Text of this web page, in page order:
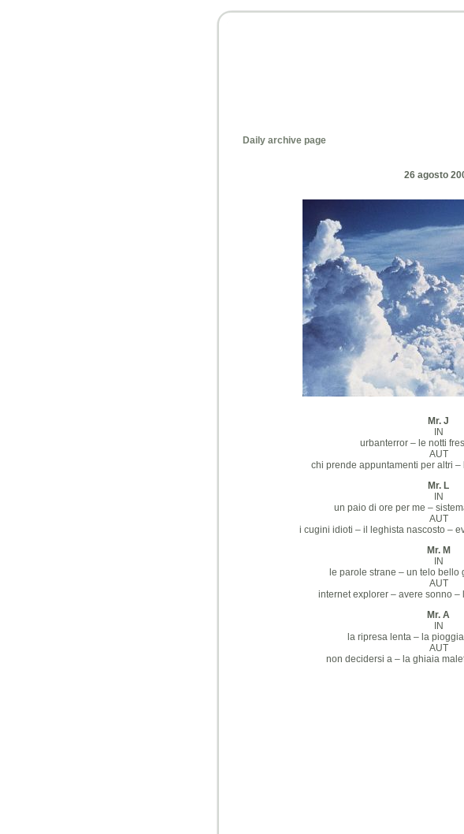
Daily archive page
26 agosto
Mr. J
IN
urbanterror – le notti
AUT
chi prende appuntamenti per altri
Mr. L
IN
un paio di ore per me –
AUT
i cugini idioti – il leghista nascosto –
Mr. M
IN
le parole strane – un telo bello
AUT
internet explorer – avere sonno –
Mr. A
IN
la ripresa lenta – la
AUT
non decidersi a – la ghiaia